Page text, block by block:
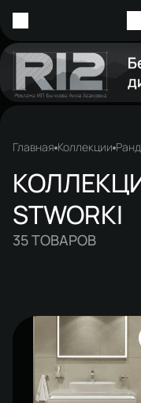
Главная Коллекции
STWORKI
35ТОВАРОВ